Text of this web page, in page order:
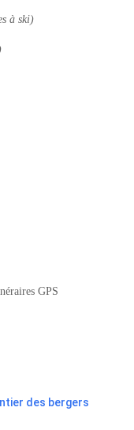
à ski)
GPS
des bergers